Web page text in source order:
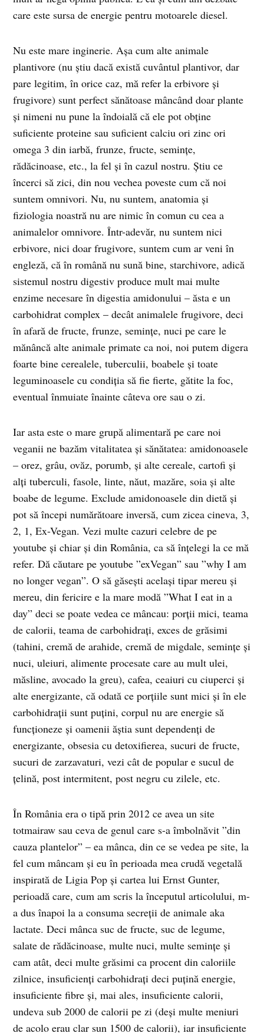
care este sursa de energie pentru motoarele diesel.
Nu este mare inginerie. Așa cum alte animale
plantivore (nu știu dacă există cuvântul plantivor, dar
pare legitim, în orice caz, mă refer la erbivore și
frugivore) sunt perfect sănătoase mâncând doar plante
și nimeni nu pune la îndoială că ele pot obține
suficiente proteine sau suficient calciu ori zinc ori
omega 3 din iarbă, frunze, fructe, semințe,
rădăcinoase, etc., la fel și în cazul nostru. Știu ce
încerci să zici, din nou vechea poveste cum că noi
suntem omnivori. Nu, nu suntem, anatomia și
fiziologia noastră nu are nimic în comun cu cea a
animalelor omnivore. Într-adevăr, nu suntem nici
erbivore, nici doar frugivore, suntem cum ar veni în
engleză, că în română nu sună bine, starchivore, adică
sistemul nostru digestiv produce mult mai multe
enzime necesare în digestia amidonului – ăsta e un
carbohidrat complex – decât animalele frugivore, deci
în afară de fructe, frunze, semințe, nuci pe care le
mănâncă alte animale primate ca noi, noi putem digera
foarte bine cerealele, tuberculii, boabele și toate
leguminoasele cu condiția să fie fierte, gătite la foc,
eventual înmuiate înainte câteva ore sau o zi.
Iar asta este o mare grupă alimentară pe care noi
veganii ne bazăm vitalitatea și sănătatea: amidonoasele
– orez, grâu, ovăz, porumb, și alte cereale, cartofi și
alți tuberculi, fasole, linte, năut, mazăre, soia și alte
boabe de legume. Exclude amidonoasele din dietă și
pot să începi numărătoare inversă, cum zicea cineva, 3,
2, 1, Ex-Vegan. Vezi multe cazuri celebre de pe
youtube și chiar și din România, ca să înțelegi la ce mă
refer. Dă căutare pe youtube ”exVegan” sau ”why I am
no longer vegan”. O să găsești același tipar mereu și
mereu, din fericire e la mare modă ”What I eat in a
day” deci se poate vedea ce mâncau: porții mici, teama
de calorii, teama de carbohidrați, exces de grăsimi
(tahini, cremă de arahide, cremă de migdale, semințe și
nuci, uleiuri, alimente procesate care au mult ulei,
măsline, avocado la greu), cafea, ceaiuri cu ciuperci și
alte energizante, că odată ce porțiile sunt mici și în ele
carbohidrații sunt puțini, corpul nu are energie să
funcționeze și oamenii ăștia sunt dependenți de
energizante, obsesia cu detoxifierea, sucuri de fructe,
sucuri de zarzavaturi, vezi cât de popular e sucul de
țelină, post intermitent, post negru cu zilele, etc.
În România era o tipă prin 2012 ce avea un site
totmairaw sau ceva de genul care s-a îmbolnăvit ”din
cauza plantelor” – ea mânca, din ce se vedea pe site, la
fel cum mâncam și eu în perioada mea crudă vegetală
inspirată de Ligia Pop și cartea lui Ernst Gunter,
perioadă care, cum am scris la începutul articolului, m-
a dus înapoi la a consuma secreții de animale aka
lactate. Deci mânca suc de fructe, suc de legume,
salate de rădăcinoase, multe nuci, multe semințe și
cam atât, deci multe grăsimi ca procent din caloriile
zilnice, insuficienți carbohidrați deci puțină energie,
insuficiente fibre și, mai ales, insuficiente calorii,
undeva sub 2000 de calorii pe zi (deși multe meniuri
de acolo erau clar sun 1500 de calorii), iar insuficiente